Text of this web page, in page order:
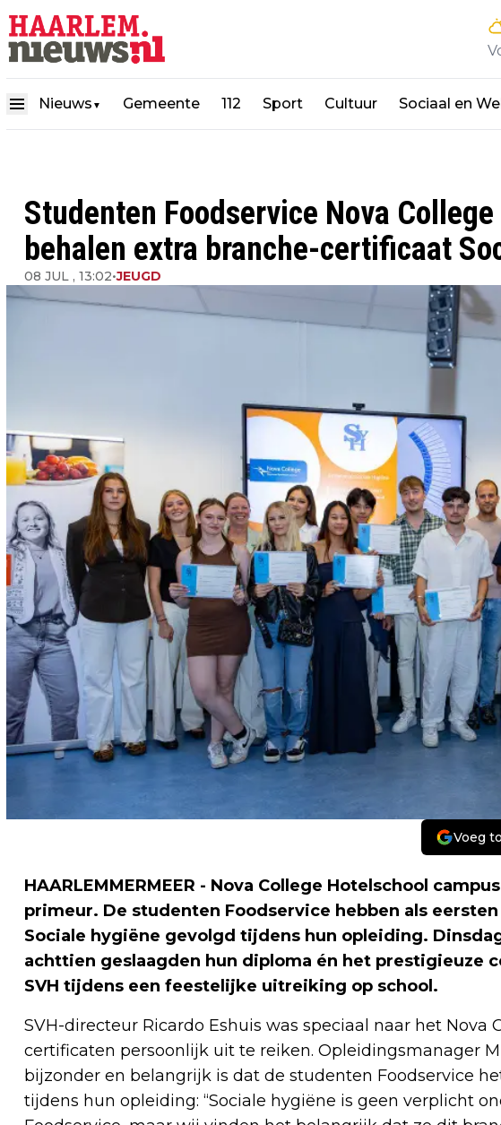
Nieuws ▼ Gemeente 112 Sport Cultuur Sociaal en
Studenten Foodservice Nova
behalen extra branche-certificaat
08 JUL , 13:02•JEUGD
Voeg
HAARLEMMERMEER - Nova College Hotelschool
primeur. De studenten Foodservice hebben als
Sociale hygiëne gevolgd tijdens hun opleiding.
achttien geslaagden hun diploma én het prestigieuze
SVH tijdens een feestelijke uitreiking op school.
SVH-directeur Ricardo Eshuis was speciaal naar het Nova
certificaten persoonlijk uit te reiken. Opleidingsmanager
bijzonder en belangrijk is dat de studenten Foodservice
tijdens hun opleiding: “Sociale hygiëne is geen verplicht